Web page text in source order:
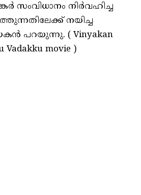
സംവിധാനം നിർവഹിച്ച
നയിച്ച
പറയുന്നു. ( Vinyakan
Vadakku movie )